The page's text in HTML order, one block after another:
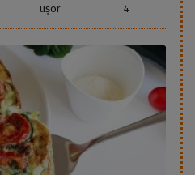
ușor 4